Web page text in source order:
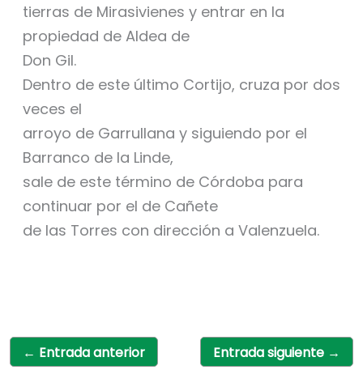
tierras de Mirasivienes y entrar en la
propiedad de Aldea de
Don Gil.
Dentro de este último Cortijo, cruza por dos
veces el
arroyo de Garrullana y siguiendo por el
Barranco de la Linde,
sale de este término de Córdoba para
continuar por el de Cañete
de las Torres con dirección a Valenzuela.
← Entrada anterior Entrada siguiente →